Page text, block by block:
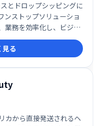
とドロップシッピングに
ンストップソリューショ
業務を効率化し、ビジネ
複雑な作業を簡素化し、
プシッピングビジネス
ールです。
見る
から直接発送されるヘ